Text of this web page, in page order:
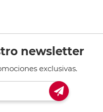
newsletter
exclusivas.